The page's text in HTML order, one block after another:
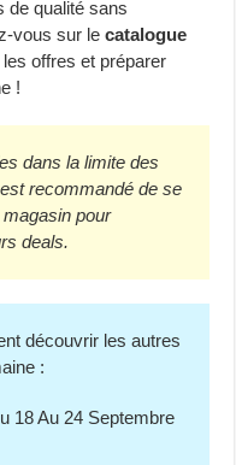
de qualité sans
vous sur lecatalogue
offres et préparer
!
dans la limite des
recommandé de se
pour
deals.
découvrir les autres
:
18 Au 24 Septembre